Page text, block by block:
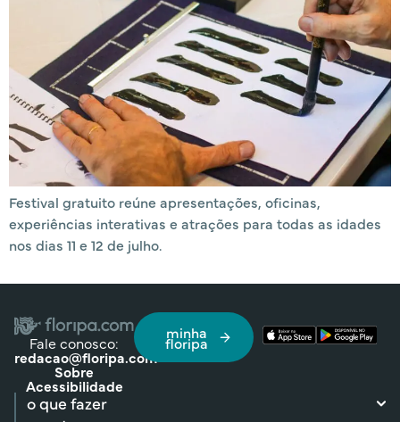
Festival gratuito reúne apresentações, oficinas,
experiências interativas e atrações para todas as idades
nos dias 11 e 12 de julho.
Fale conosco:
redacao@floripa.com
Sobre
Acessibilidade
minha
floripa
o que fazer